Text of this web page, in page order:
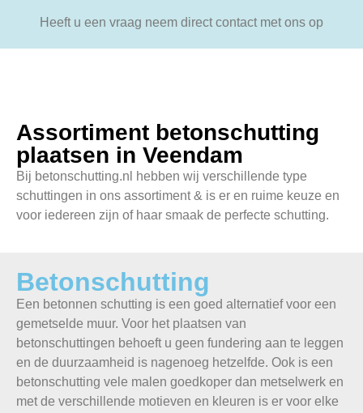
Heeft u een vraag neem direct contact met ons op
Assortiment betonschutting
plaatsen in Veendam
Bij betonschutting.nl hebben wij verschillende type
schuttingen in ons assortiment & is er en ruime keuze en
voor iedereen zijn of haar smaak de perfecte schutting.
Betonschutting
Een betonnen schutting is een goed alternatief voor een
gemetselde muur. Voor het plaatsen van
betonschuttingen behoeft u geen fundering aan te leggen
en de duurzaamheid is nagenoeg hetzelfde. Ook is een
betonschutting vele malen goedkoper dan metselwerk en
met de verschillende motieven en kleuren is er voor elke